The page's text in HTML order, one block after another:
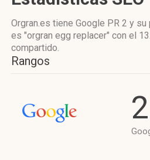
Orgran.es tiene Google PR 2 y su
es "orgran egg replacer" con el
compartido.
Rangos
2